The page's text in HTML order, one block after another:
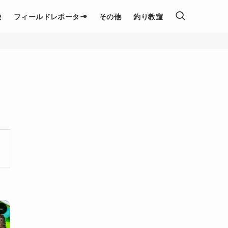
フィールドレポーター その他 釣り教室